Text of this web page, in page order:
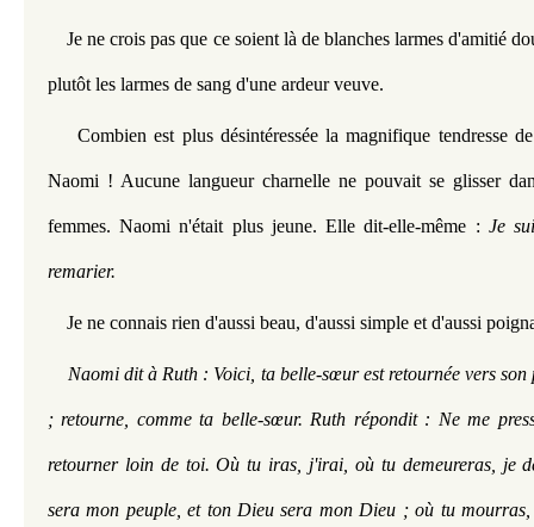
Je ne crois pas que ce soient là de blanches larmes d'amitié
plutôt les larmes de sang d'une ardeur veuve.
Combien est plus désintéressée la magnifique tendresse
Naomi ! Aucune langueur charnelle ne pouvait se glisser
femmes. Naomi n'était plus jeune. Elle dit-elle-même : Je
remarier.
Je ne connais rien d'aussi beau, d'aussi simple et d'aussi
Naomi dit à Ruth : Voici, ta belle-sœur est retournée vers son
; retourne, comme ta belle-sœur. Ruth répondit : Ne me
retourner loin de toi. Où tu iras, j'irai, où tu demeureras, je
sera mon peuple, et ton Dieu sera mon Dieu ; où tu